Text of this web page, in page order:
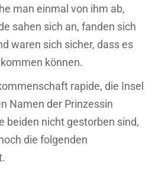
man einmal von ihm ab,
sahen sich an, fanden sich
waren sich sicher, dass es
können.
rapide, die Insel
Namen der Prinzessin
beiden nicht gestorben sind,
die folgenden